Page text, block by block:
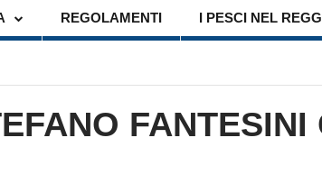
REGOLAMENTI I PESCI NEL
FANTESINI